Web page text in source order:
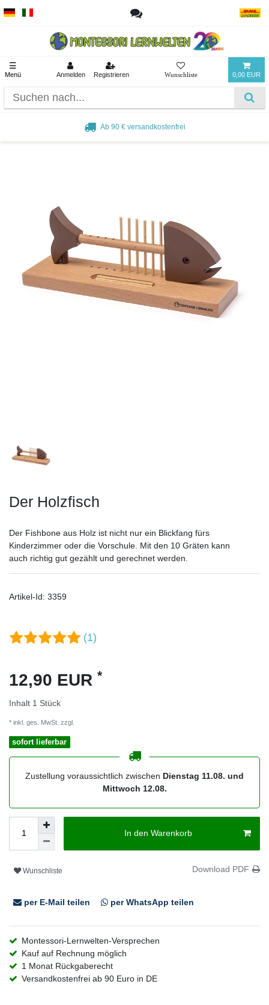
☰
Menü Anmelden Registrieren 0,00 EUR
Ab 90 € versandkostenfrei
Der Holzfisch
Der Fishbone aus Holz ist nicht nur ein Blickfang fürs
Kinderzimmer oder die Vorschule. Mit den 10 Gräten kann
auch richtig gut gezählt und gerechnet werden.
Artikel-Id: 3359
(1)
12,90 EUR *
Inhalt 1 Stück
* inkl. ges. MwSt. zzgl.
sofort lieferbar
Zustellung voraussichtlich zwischen Dienstag 11.08. und
Mittwoch 12.08.
In den Warenkorb
Wunschliste Download PDF
per E-Mail teilen per WhatsApp teilen
Montessori-Lernwelten-Versprechen
Kauf auf Rechnung möglich
1 Monat Rückgaberecht
Versandkostenfrei ab 90 Euro in DE